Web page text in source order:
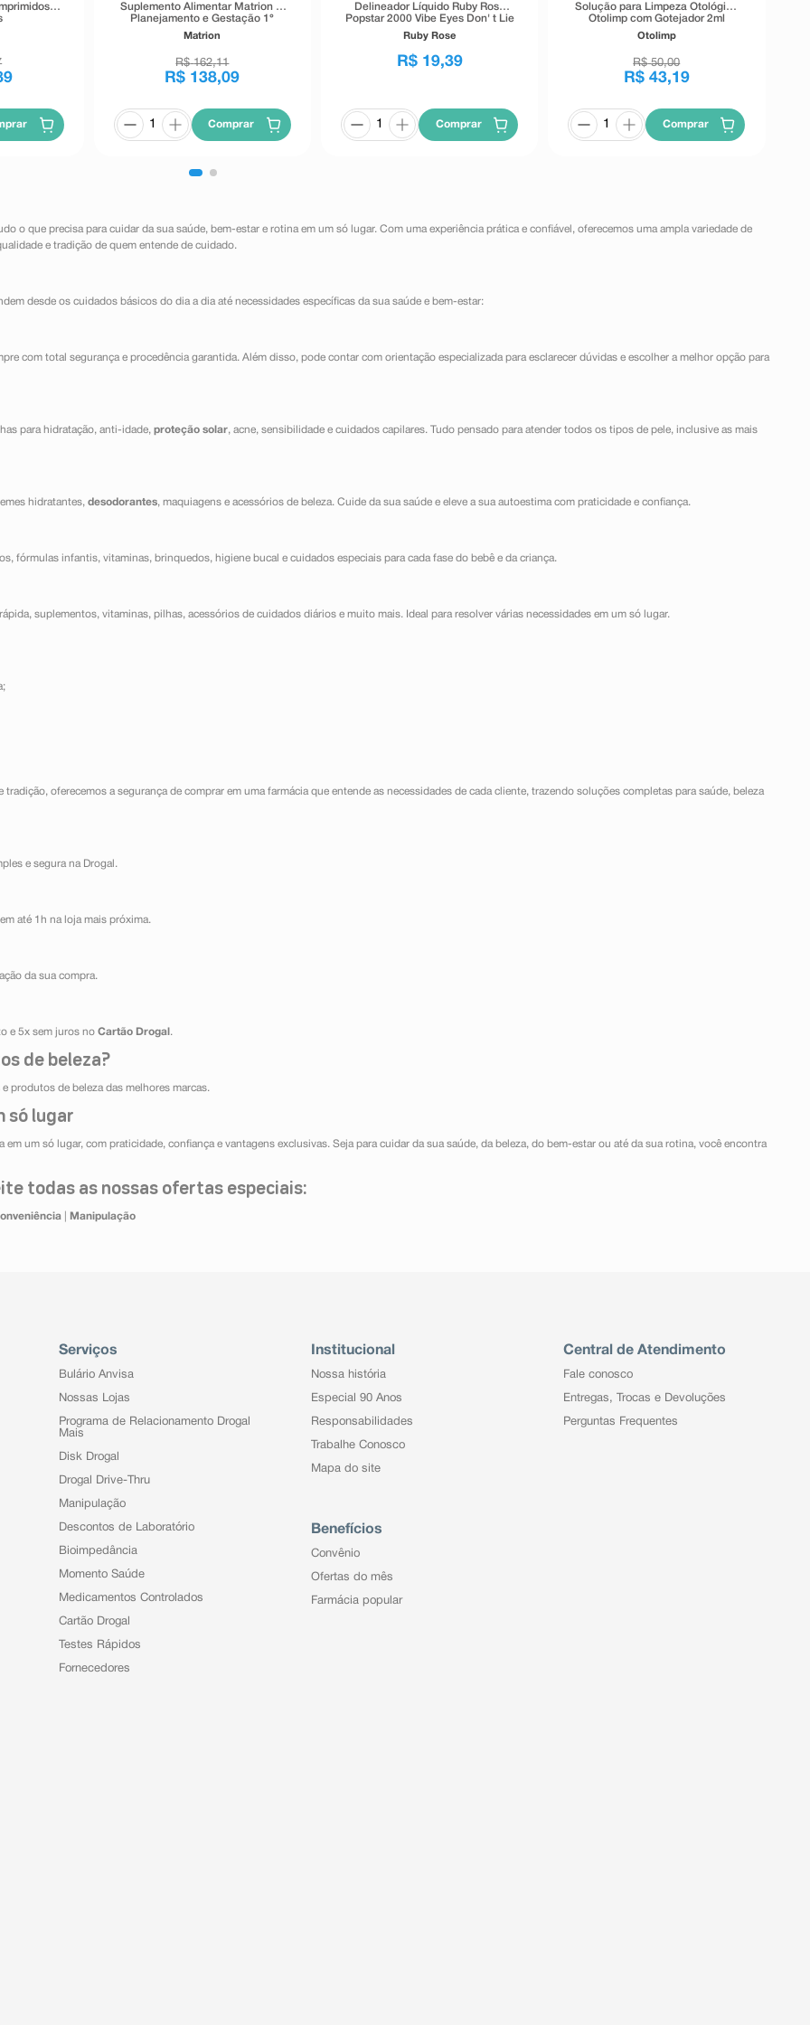
Suplemento Alimentar Matrion D
Planejamento e Gestação 1°
Trimestre 90 Comprimidos
Revestidos
Matrion
R$ 162,11
R$ 138,09
Comprar
Delineador Líquido Ruby Rose
Popstar 2000 Vibe Eyes Don' t Lie
Preto 5,5g
Ruby Rose
R$ 19,39
Comprar
Solução para Limpeza Otológica
Otolimp com Gotejador 2ml
Otolimp
R$ 50,00
R$ 43,19
Comprar
o que precisa para cuidar da sua saúde, bem-estar e rotina em um só lugar. Com uma experiência prática e confiável, oferecemos uma ampla variedade de
e tradição de quem entende de cuidado.
desde os cuidados básicos do dia a dia até necessidades específicas da sua saúde e bem-estar:
com total segurança e procedência garantida. Além disso, pode contar com orientação especializada para esclarecer dúvidas e escolher a melhor opção para
para hidratação, anti-idade, proteção solar, acne, sensibilidade e cuidados capilares. Tudo pensado para atender todos os tipos de pele, inclusive as mais
hidratantes, desodorantes, maquiagens e acessórios de beleza. Cuide da sua saúde e eleve a sua autoestima com praticidade e confiança.
fórmulas infantis, vitaminas, brinquedos, higiene bucal e cuidados especiais para cada fase do bebê e da criança.
suplementos, vitaminas, pilhas, acessórios de cuidados diários e muito mais. Ideal para resolver várias necessidades em um só lugar.
oferecemos a segurança de comprar em uma farmácia que entende as necessidades de cada cliente, trazendo soluções completas para saúde, beleza
e segura na Drogal.
até 1h na loja mais próxima.
da sua compra.
e 5x sem juros no Cartão Drogal .
de beleza?
e produtos de beleza das melhores marcas.
só lugar
um só lugar, com praticidade, confiança e vantagens exclusivas. Seja para cuidar da sua saúde, da beleza, do bem-estar ou até da sua rotina, você encontra
todas as nossas ofertas especiais:
Manipulação
Serviços
Bulário Anvisa
Nossas Lojas
Programa de Relacionamento Drogal
Mais
Disk Drogal
Drogal Drive-Thru
Manipulação
Descontos de Laboratório
Bioimpedância
Momento Saúde
Medicamentos Controlados
Cartão Drogal
Testes Rápidos
Fornecedores
Institucional
Nossa história
Especial 90 Anos
Responsabilidades
Trabalhe Conosco
Mapa do site
Benefícios
Convênio
Ofertas do mês
Farmácia popular
Central de Atendimento
Fale conosco
Entregas, Trocas e Devoluções
Perguntas Frequentes